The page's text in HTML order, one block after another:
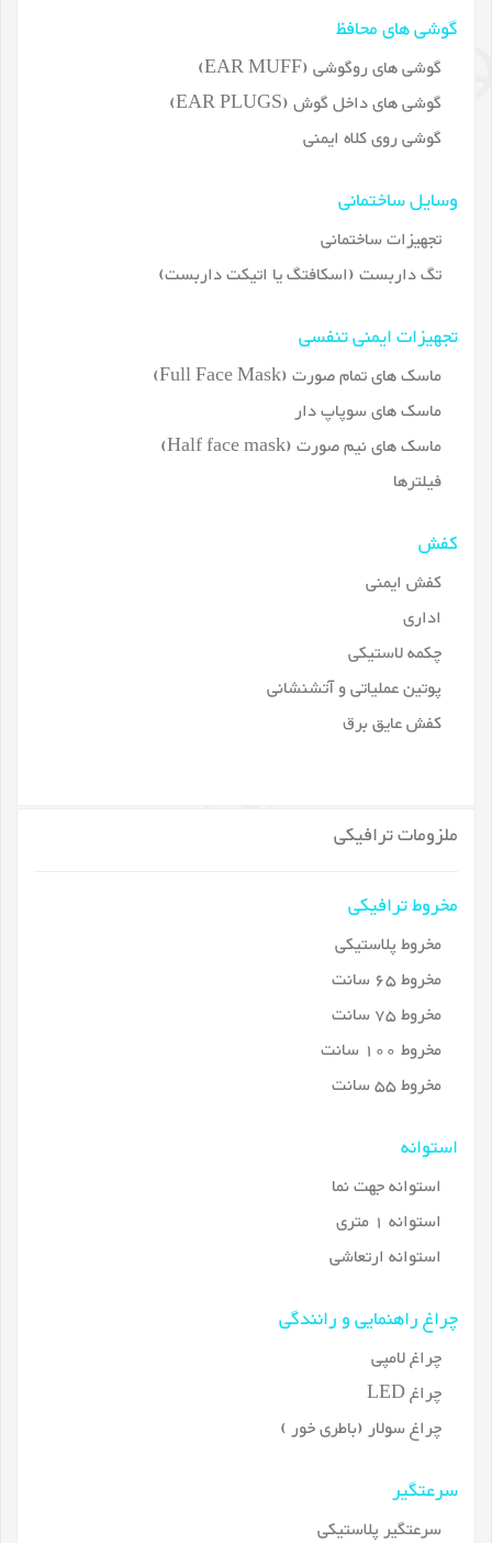
گوشی های محافظ
گوشی های روگوشی (EAR MUFF)
گوشی های داخل گوش (EAR PLUGS)
گوشی روی کلاه ایمنی
وسایل ساختمانی
تجهیزات ساختمانی
تگ داربست (اسکافتگ یا اتیکت داربست)
تجهیزات ایمنی تنفسی
ماسک های تمام صورت (Full Face Mask)
ماسک های سوپاپ دار
ماسک های نیم صورت (Half face mask)
فیلترها
کفش
کفش ایمنی
اداری
چکمه لاستیکی
پوتین عملیاتی و آتشنشانی
کفش عایق برق
ملزومات ترافیکی
مخروط ترافیکی
مخروط پلاستیکی
مخروط 65 سانت
مخروط 75 سانت
مخروط 100 سانت
مخروط 55 سانت
استوانه
استوانه جهت نما
استوانه 1 متری
استوانه ارتعاشی
چراغ راهنمایی و رانندگی
چراغ لامپی
چراغ LED
چراغ سولار (باطری خور )
سرعتگیر
سرعتگیر پلاستیکی